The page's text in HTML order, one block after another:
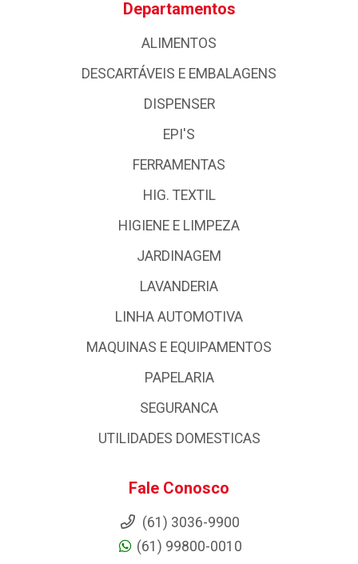
Departamentos
ALIMENTOS
DESCARTÁVEIS E EMBALAGENS
DISPENSER
EPI'S
FERRAMENTAS
HIG. TEXTIL
HIGIENE E LIMPEZA
JARDINAGEM
LAVANDERIA
LINHA AUTOMOTIVA
MAQUINAS E EQUIPAMENTOS
PAPELARIA
SEGURANCA
UTILIDADES DOMESTICAS
Fale Conosco
(61) 3036-9900
(61) 99800-0010